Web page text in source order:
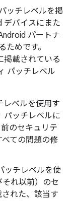
ッチレベルを掲
デバイスにまた
パートナ
めです。
掲載されている
パッチレベル
ベルを使用す
パッチレベルに
のセキュリテ
ての問題の修
ッチレベルを使
れ以前）のセ
れた、該当す